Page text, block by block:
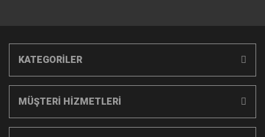
KATEGORİLER
MÜŞTERİ HİZMETLERİ